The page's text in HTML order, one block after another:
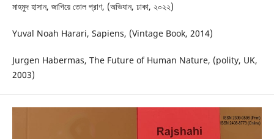
মাহমুদ হাসান, জাগিয়ে তোল প্রাণ, (অভিযান, ঢাকা, ২০২২)
Yuval Noah Harari, Sapiens, (Vintage Book, 2014)
Jurgen Habermas, The Future of Human Nature, (polity, UK,
2003)